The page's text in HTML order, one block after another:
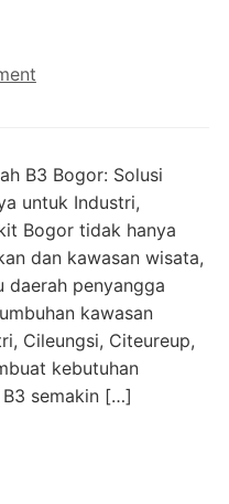
B3 Bogor: Solusi
untuk Industri,
Bogor tidak hanya
dan kawasan wisata,
daerah penyangga
kawasan
Cileungsi, Citeureup,
kebutuhan
semakin […]